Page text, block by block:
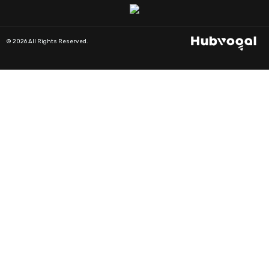
© 2026 All Rights Reserved.